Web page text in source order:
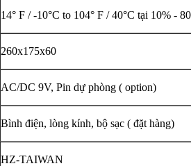
14° F / -10°C to 104° F / 40°C tại 10% -
260x175x60
AC/DC 9V, Pin dự phòng ( option)
Bình điện, lòng kính, bộ sạc ( đặt hàng)
HZ-TAIWAN